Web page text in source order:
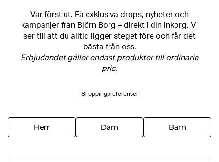
Var först ut. Få exklusiva drops, nyheter och
kampanjer från Björn Borg – direkt i din inkorg. Vi
ser till att du alltid ligger steget före och får det
bästa från oss.
Erbjudandet gäller endast produkter till ordinarie
pris.
Shoppingpreferenser
Herr Dam Barn